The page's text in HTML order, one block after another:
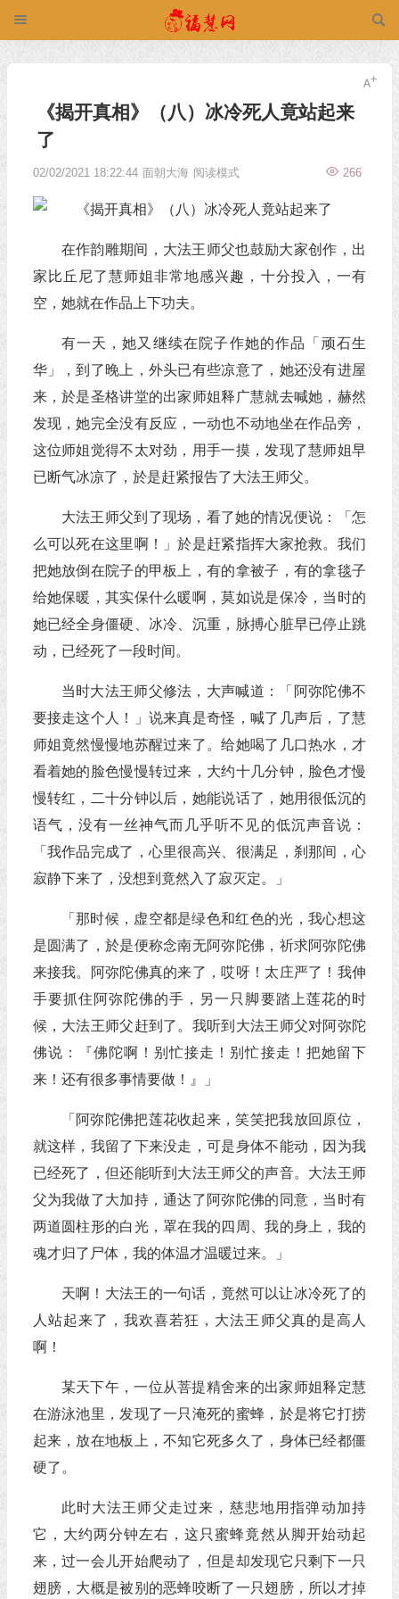
《揭开真相》（八）冰冷死人竟站起来
了
02/02/2021 18:22:44 面朝大海 266
阅读模式
在作韵雕期间，大法王师父也鼓励大家创作，出
家比丘尼了慧师姐非常地感兴趣，十分投入，一有
空，她就在作品上下功夫。
有一天，她又继续在院子作她的作品「顽石生
华」，到了晚上，外头已有些凉意了，她还没有进屋
来，於是圣格讲堂的出家师姐释广慧就去喊她，赫然
发现，她完全没有反应，一动也不动地坐在作品旁，
这位师姐觉得不太对劲，用手一摸，发现了慧师姐早
已断气冰凉了，於是赶紧报告了大法王师父。
大法王师父到了现场，看了她的情况便说：「怎
么可以死在这里啊！」於是赶紧指挥大家抢救。我们
把她放倒在院子的甲板上，有的拿被子，有的拿毯子
给她保暖，其实保什么暖啊，莫如说是保冷，当时的
她已经全身僵硬、冰冷、沉重，脉搏心脏早已停止跳
动，已经死了一段时间。
当时大法王师父修法，大声喊道：「阿弥陀佛不
要接走这个人！」说来真是奇怪，喊了几声后，了慧
师姐竟然慢慢地苏醒过来了。给她喝了几口热水，才
看着她的脸色慢慢转过来，大约十几分钟，脸色才慢
慢转红，二十分钟以后，她能说话了，她用很低沉的
语气，没有一丝神气而几乎听不见的低沉声音说：
「我作品完成了，心里很高兴、很满足，刹那间，心
寂静下来了，没想到竟然入了寂灭定。」
「那时候，虚空都是绿色和红色的光，我心想这
是圆满了，於是便称念南无阿弥陀佛，祈求阿弥陀佛
来接我。阿弥陀佛真的来了，哎呀！太庄严了！我伸
手要抓住阿弥陀佛的手，另一只脚要踏上莲花的时
候，大法王师父赶到了。我听到大法王师父对阿弥陀
佛说：『佛陀啊！别忙接走！别忙接走！把她留下
来！还有很多事情要做！』」
「阿弥陀佛把莲花收起来，笑笑把我放回原位，
就这样，我留了下来没走，可是身体不能动，因为我
已经死了，但还能听到大法王师父的声音。大法王师
父为我做了大加持，通达了阿弥陀佛的同意，当时有
两道圆柱形的白光，罩在我的四周、我的身上，我的
魂才归了尸体，我的体温才温暖过来。」
天啊！大法王的一句话，竟然可以让冰冷死了的
人站起来了，我欢喜若狂，大法王师父真的是高人
啊！
某天下午，一位从菩提精舍来的出家师姐释定慧
在游泳池里，发现了一只淹死的蜜蜂，於是将它打捞
起来，放在地板上，不知它死多久了，身体已经都僵
硬了。
此时大法王师父走过来，慈悲地用指弹动加持
它，大约两分钟左右，这只蜜蜂竟然从脚开始动起
来，过一会儿开始爬动了，但是却发现它只剩下一只
翅膀，大概是被别的恶蜂咬断了一只翅膀，所以才掉